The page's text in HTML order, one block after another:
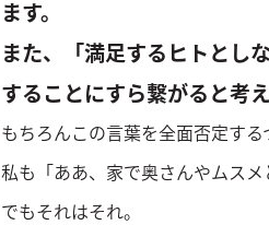
ます。
また、「満足するヒトとし
することにすら繋がると考え
もちろんこの言葉を全面否定する
私も「ああ、家で奥さんやムス
でもそれはそれ。